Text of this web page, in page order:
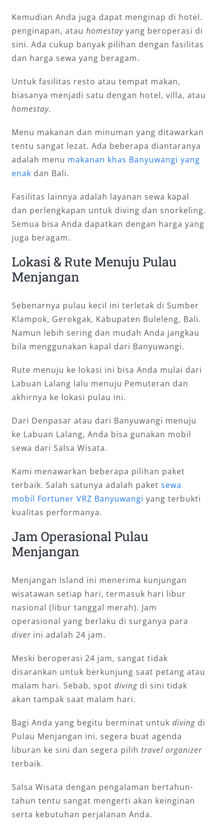
Kemudian Anda juga dapat menginap di hotel.
penginapan, atau homestay yang beroperasi di
sini. Ada cukup banyak pilihan dengan fasilitas
dan harga sewa yang beragam.
Untuk fasilitas resto atau tempat makan,
biasanya menjadi satu dengan hotel, villa, atau
homestay.
Menu makanan dan minuman yang ditawarkan
tentu sangat lezat. Ada beberapa diantaranya
adalah menu makanan khas Banyuwangi yang
enak dan Bali.
Fasilitas lainnya adalah layanan sewa kapal
dan perlengkapan untuk diving dan snorkeling.
Semua bisa Anda dapatkan dengan harga yang
juga beragam.
Lokasi & Rute Menuju Pulau
Menjangan
Sebenarnya pulau kecil ini terletak di Sumber
Klampok, Gerokgak, Kabupaten Buleleng, Bali.
Namun lebih sering dan mudah Anda jangkau
bila menggunakan kapal dari Banyuwangi.
Rute menuju ke lokasi ini bisa Anda mulai dari
Labuan Lalang lalu menuju Pemuteran dan
akhirnya ke lokasi pulau ini.
Dari Denpasar atau dari Banyuwangi menuju
ke Labuan Lalang, Anda bisa gunakan mobil
sewa dari Salsa Wisata.
Kami menawarkan beberapa pilihan paket
terbaik. Salah satunya adalah paket sewa
mobil Fortuner VRZ Banyuwangi yang terbukti
kualitas performanya.
Jam Operasional Pulau
Menjangan
Menjangan Island ini menerima kunjungan
wisatawan setiap hari, termasuk hari libur
nasional (libur tanggal merah). Jam
operasional yang berlaku di surganya para
diver ini adalah 24 jam.
Meski beroperasi 24 jam, sangat tidak
disarankan untuk berkunjung saat petang atau
malam hari. Sebab, spot diving di sini tidak
akan tampak saat malam hari.
Bagi Anda yang begitu berminat untuk diving di
Pulau Menjangan ini, segera buat agenda
liburan ke sini dan segera pilih travel organizer
terbaik.
Salsa Wisata dengan pengalaman bertahun-
tahun tentu sangat mengerti akan keinginan
serta kebutuhan perjalanan Anda.